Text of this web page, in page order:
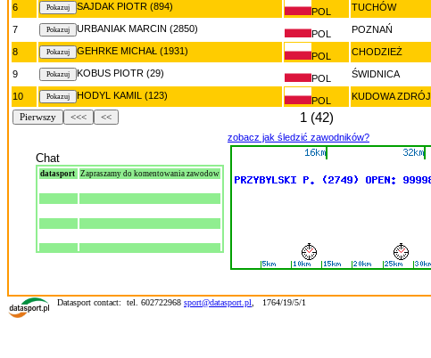
6 SAJDAK PIOTR (894) POL TUCHÓW
7 URBANIAK MARCIN (2850) POL POZNAŃ
8 GEHRKE MICHAŁ (1931) POL CHODZIEŻ
9 KOBUS PIOTR (29) POL ŚWIDNICA
10 HODYL KAMIL (123) POL KUDOWA ZDRÓJ
Pierwszy <<< << 1 (42)
Chat
datasport Zapraszamy do komentowania zawodow
zobacz jak śledzić zawodników?
Datasport contact: tel. 602722968 sport@datasport.pl 1764/19/5/1